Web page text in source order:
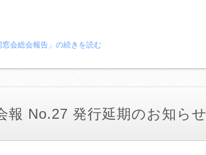
有窓会総会報告」の続きを読む
報 No.27 発行延期のお知らせ